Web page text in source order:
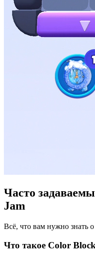
Часто
Jam
Всё, что вам нужно знать
Что такое Color